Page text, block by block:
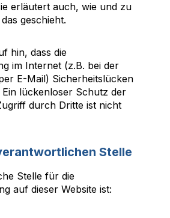
erläutert auch, wie und zu
geschieht.
hin, dass die
im Internet (z.B. bei der
E-Mail) Sicherheitslücken
lückenloser Schutz der
durch Dritte ist nicht
Stelle
Stelle für die
auf dieser Website ist: